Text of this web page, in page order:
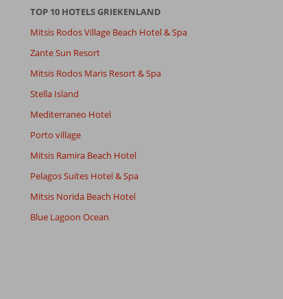
TOP 10 HOTELS GRIEKENLAND
Mitsis Rodos Village Beach Hotel & Spa
Zante Sun Resort
Mitsis Rodos Maris Resort & Spa
Stella Island
Mediterraneo Hotel
Porto village
Mitsis Ramira Beach Hotel
Pelagos Suites Hotel & Spa
Mitsis Norida Beach Hotel
Blue Lagoon Ocean